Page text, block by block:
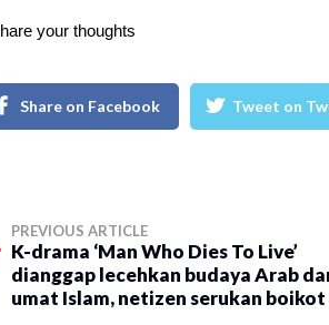
your thoughts
Share on Facebook Tweet on
PREVIOUS ARTICLE
K-drama ‘Man Who Dies To Live’
dianggap lecehkan budaya Arab
umat Islam, netizen serukan boikot